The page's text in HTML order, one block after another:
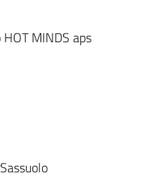
MINDS aps